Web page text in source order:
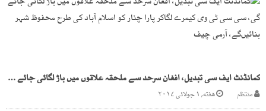
کمانڈنٹ ایف سی تبدیل، افغان سرحد سے ملحقہ علاقوں میں باڑ لگائی جائے گی، سی سی ٹی وی کیمرے لگاکر پارا چنار کو اسلام آباد کی طرح محفوظ شہر بنائیںگے، آرمی چیف
منتظم هفته, ۱ جولائی ۲۰۱۷